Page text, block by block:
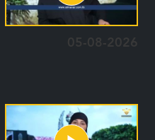
05-08-2026